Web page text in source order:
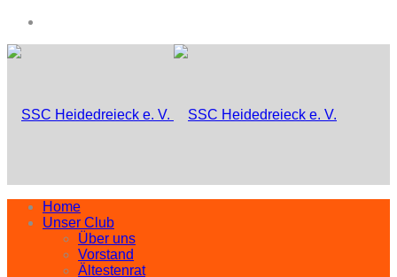
Home
Unser Club
Über uns
Vorstand
Ältestenrat